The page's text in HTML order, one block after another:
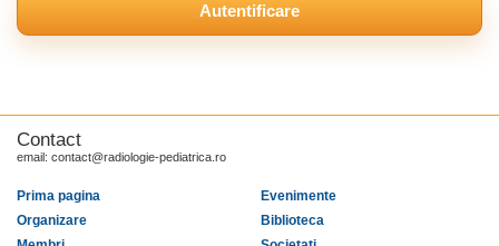
Autentificare
Contact
email: contact@radiologie-pediatrica.ro
Prima pagina
Organizare
Evenimente
Biblioteca